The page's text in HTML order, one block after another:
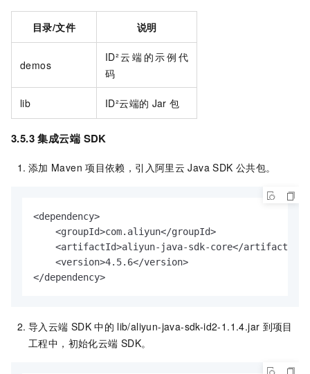
目录/文件 说明
demos
ID²云端的示例代
码
lib ID²云端的 Jar 包
3.5.3 集成云端 SDK
添加 Maven 项目依赖，引入阿里云 Java SDK 公共包。
<dependency>
    <groupId>com.aliyun</groupId>
    <artifactId>aliyun-java-sdk-core</artifactId>
    <version>4.5.6</version>
</dependency>
导入云端 SDK 中的 lib/aliyun-java-sdk-id2-1.1.4.jar 到项目
工程中，初始化云端 SDK。